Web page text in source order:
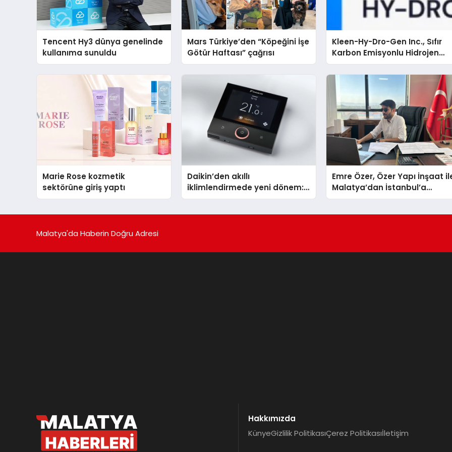
Tencent Hy3 dünya genelinde
kullanıma sunuldu
Mars Türkiye’den “Köpeğini İşe
Götür Haftası” çağrısı
Kleen-Hy-Dro-Gen Inc., Sıfır
Karbon Emisyonlu Hidrojen
Isıtma Teknolojisinde ISO ve
TSSA Düzenleyici Onaylarını
Aldı
Marie Rose kozmetik
sektörüne giriş yaptı
Daikin’den akıllı
iklimlendirmede yeni dönem:
Madoka Plus Türkiye’de
Emre Özer, Özer Yapı İnşaat
Malatya’dan İstanbul’a
Uzanan Başarı Hikâyesi
Malatya'da Haberin Doğru Adresi
Hakkımızda
KünyeGizlilik PolitikasıÇerez Politikasıİletişim